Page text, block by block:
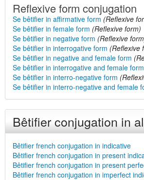
Reflexive form conjugation
Se bêtifier in affirmative form (Reflexive
Se bêtifier in female form (Reflexive form)
Se bêtifier in negative form (Reflexive
Se bêtifier in interrogative form (Reflexive
Se bêtifier in negative and female form
Se bêtifier in interrogative and female form
Se bêtifier in interro-negative form
Se bêtifier in interro-negative and female
Bêtifier conjugation in
Bêtifier french conjugation in indicative
Bêtifier french conjugation in present
Bêtifier french conjugation in present
Bêtifier french conjugation in imperfect